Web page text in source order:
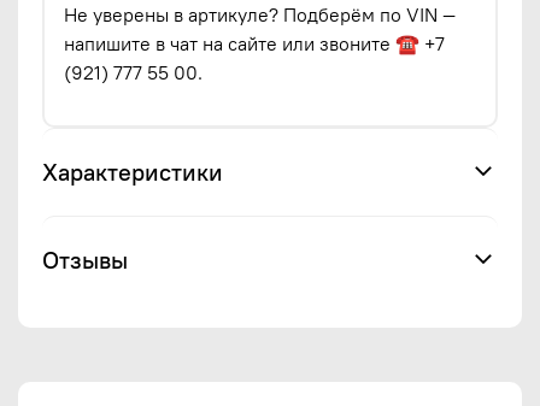
Не уверены в артикуле? Подберём по VIN —
напишите в чат на сайте или звоните ☎ +7
(921) 777 55 00.
Характеристики
Отзывы